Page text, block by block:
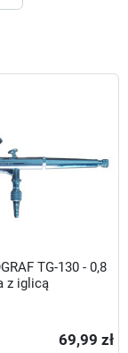
TG-130 - 0,8
z iglicą
69,99 zł